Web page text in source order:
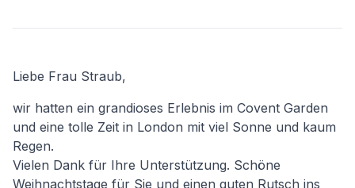
Liebe Frau Straub,
wir hatten ein grandioses Erlebnis im Covent Garden
und eine tolle Zeit in London mit viel Sonne und kaum
Regen.
Vielen Dank für Ihre Unterstützung. Schöne
Weihnachtstage für Sie und einen guten Rutsch ins